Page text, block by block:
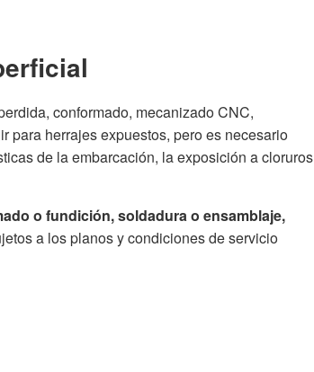
conformado, mecanizado CNC,
para herrajes expuestos, pero es necesario
de la embarcación, la exposición a cloruros
o fundición, soldadura o ensamblaje,
a los planos y condiciones de servicio